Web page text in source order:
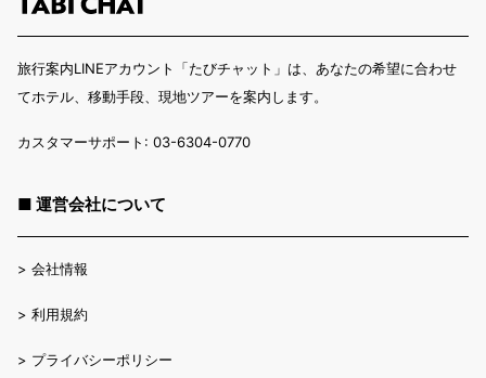
旅行案内LINEアカウント「たびチャット」は、あなたの希望に合わせ
てホテル、移動手段、現地ツアーを案内します。
カスタマーサポート: 03-6304-0770
■ 運営会社について
> 会社情報
> 利用規約
> プライバシーポリシー